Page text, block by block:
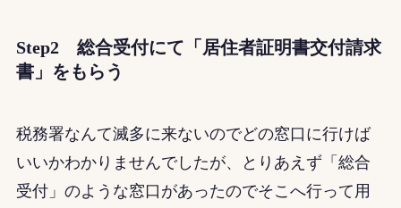
Step2 総合受付にて「居住者証明書交付請求
書」をもらう
税務署なんて滅多に来ないのでどの窓口に行けば
いいかわかりませんでしたが、とりあえず「総合
受付」のような窓口があったのでそこへ行って用